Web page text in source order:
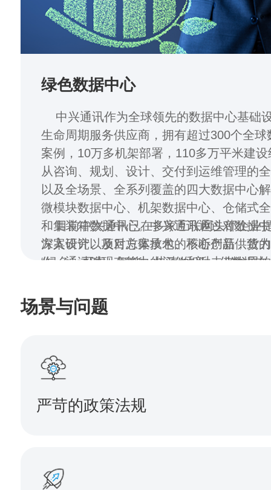
绿色数据中心
中兴通讯作为全球领先的数据中心基础
生命周期服务供应商，拥有超过300个全球
案例，10万多机架部署，110多万平米建
从咨询、规划、设计、交付到运维管理的
以及全场景、全系列覆盖的四大数据中心
微模块数据中心、机架数据中心、仓储式
和集装箱数据中心。中兴通讯通过对数据
深入研究以及对方案技术的不断创新，致
“绿色、可靠、智能、快速”的新一代数据中
目前中兴通讯已在多家互联网头部企业
方案设计、项目总体承包、核心产品供货
作。通过对现有能力的评估和对未来发展
思路，投入资源进行整体预制模块化、电
液冷及智能锂电的深入研究，根据客户业
求。
从芯片、产品到方案，打造以数据中心为
“连接”为两翼的整体解决方案，为互联网
场景与问题
严苛的政策法规